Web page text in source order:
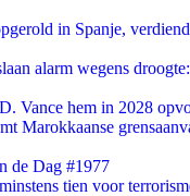
in Spanje,
alarm wegens
Vance hem in 2028
Marokkaanse
de Dag #1977
tien voor